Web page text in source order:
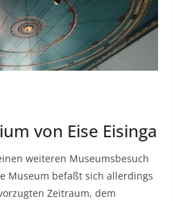
von Eise Eisinga
weiteren Museumsbesuch
Museum befaßt sich allerdings
Zeitraum, dem